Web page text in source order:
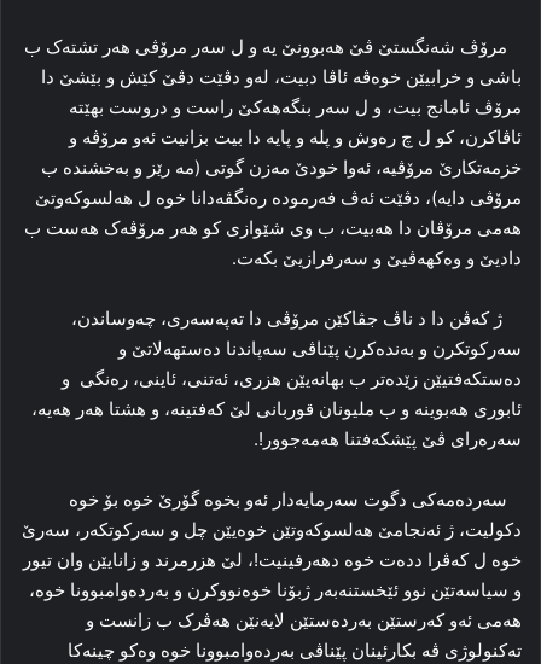
مرۆڤ شەنگستێ ڤێ هەبوونێ یە و ل سەر مرۆڤی هەر تشتەک ب
باشی و خرابیێن خوەڤە ئاڤا دبیت، لەو دڤێت دڤێ کێش و بێشێ دا
مرۆڤ ئامانج بیت، و ل سەر بنگەهەکێ راست و دروست بهێتە
ئاڤاکرن، کو ل چ رەوش و پلە و پایە دا بیت بزانیت ئەو مرۆڤە و
خزمەتکارێ مرۆڤیە، ئەوا خودێ مەزن گوتی (مە رێز و بەخشندە ب
مرۆڤی دایە)، دڤێت ئەڤ فەرمودە رەنگڤەدانا خوە ل هەلسوکەوتێ
هەمی مرۆڤان دا هەبیت، ب وی شێوازی کو هەر مرۆڤەک هەست ب
دادیێ و وەکهەڤیێ و سەرفرازیێ بکەت.
ژ کەڤن دا د ناڤ جڤاکێن مرۆڤی دا تەپەسەری، چەوساندن،
سەرکوتکرن و بەندەکرن پێناڤی سەپاندنا دەستهەلاتێ و
دەستکەفتیێن زێدەتر ب بهانەیێن هزری، ئەتنی، ئاینی، رەنگی و
ئابوری هەبوینە و ب ملیونان قوربانی لێ کەفتینە، و هشتا هەر هەیە،
سەرەرای ڤێ پێشکەفتنا هەمەجوور!.
سەردەمەکی دگوت سەرمایەدار ئەو بخوە گۆرێ خوە بۆ خوە
دکولیت، ژ ئەنجامێ هەلسوکەوتێن خوەیێن چل و سەرکوتکەر، سەرێ
خوە ل کەڤرا ددەت خوە دهەرفینیت!، لێ هزرمرند و زانایێن وان تیور
و سیاسەتێن نوو ئێخستنەبەر ژبۆنا خوەنووکرن و بەردەوامبوونا خوە،
هەمی ئەو کەرستێن بەردەستێن لایەنێن هەڤرک ب زانست و
تەکنولوژی ڤە بکارئینان پێناڤی بەردەوامبوونا خوە وەکو چینەکا